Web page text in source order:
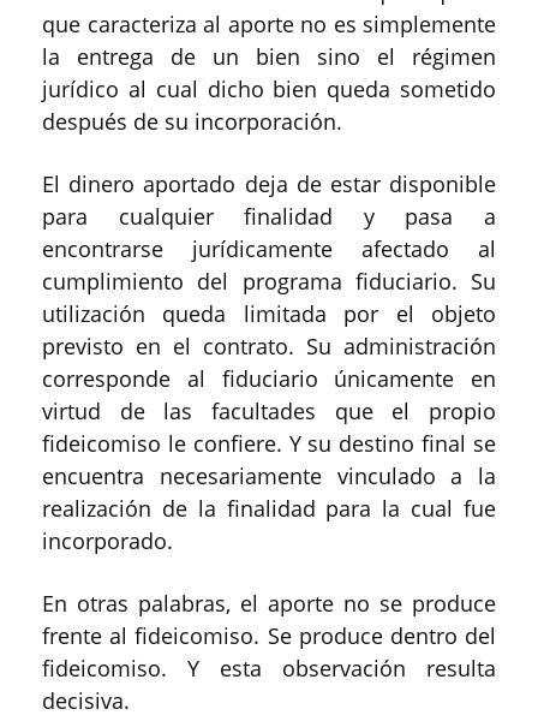
que caracteriza al aporte no es simplemente
la entrega de un bien sino el régimen
jurídico al cual dicho bien queda sometido
después de su incorporación.
El dinero aportado deja de estar disponible
para cualquier finalidad y pasa a
encontrarse jurídicamente afectado al
cumplimiento del programa fiduciario. Su
utilización queda limitada por el objeto
previsto en el contrato. Su administración
corresponde al fiduciario únicamente en
virtud de las facultades que el propio
fideicomiso le confiere. Y su destino final se
encuentra necesariamente vinculado a la
realización de la finalidad para la cual fue
incorporado.
En otras palabras, el aporte no se produce
frente al fideicomiso. Se produce dentro del
fideicomiso. Y esta observación resulta
decisiva.